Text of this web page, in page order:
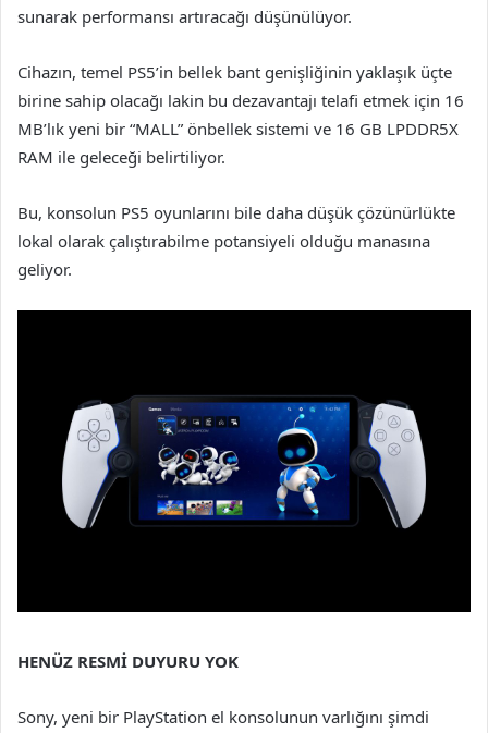
sunarak performansı artıracağı düşünülüyor.
Cihazın, temel PS5’in bellek bant genişliğinin yaklaşık üçte
birine sahip olacağı lakin bu dezavantajı telafi etmek için 16
MB’lık yeni bir “MALL” önbellek sistemi ve 16 GB LPDDR5X
RAM ile geleceği belirtiliyor.
Bu, konsolun PS5 oyunlarını bile daha düşük çözünürlükte
lokal olarak çalıştırabilme potansiyeli olduğu manasına
geliyor.
HENÜZ RESMİ DUYURU YOK
Sony, yeni bir PlayStation el konsolunun varlığını şimdi